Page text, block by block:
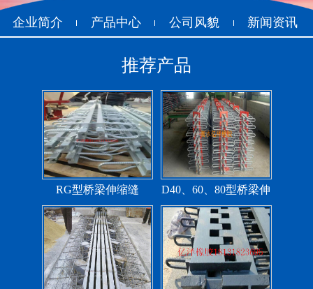
企业简介 产品中心 公司风貌 新闻资讯
推荐产品
F40、60、80型桥梁伸缩
缝
E40、60、80型桥梁伸缩
缝
RG型桥梁伸缩缝
D40、60、80型桥梁伸
缩缝